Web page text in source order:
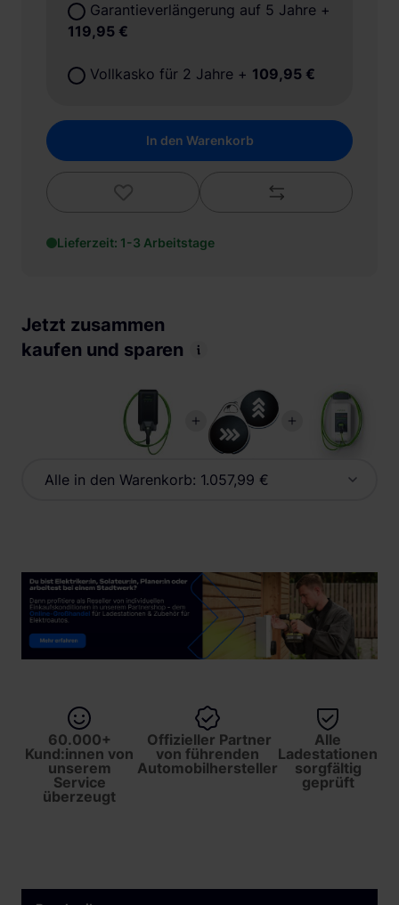
Garantieverlängerung auf 5 Jahre +
119,95 €
Vollkasko für 2 Jahre + 109,95 €
In den Warenkorb
Lieferzeit: 1-3 Arbeitstage
Jetzt zusammen
kaufen und sparen
Alle in den Warenkorb: 1.057,99 €
60.000+
Kund:innen von
unserem
Service
überzeugt
Offizieller Partner
von führenden
Automobilhersteller
Alle
Ladestationen
sorgfältig
geprüft